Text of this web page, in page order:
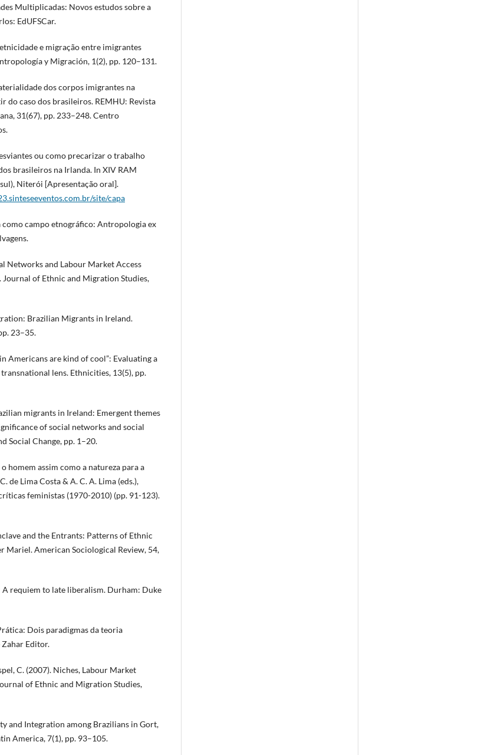
Multiplicadas: Novos estudos sobre a
EdUFSCar.
e migração entre imigrantes
y Migración, 1(2), pp. 120–131.
dos corpos imigrantes na
do caso dos brasileiros. REMHU: Revista
31(67), pp. 233–248. Centro
ou como precarizar o trabalho
brasileiros na Irlanda. In XIV RAM
Niterói [Apresentação oral].
site/capa
como campo etnográfico: Antropologia ex
Networks and Labour Market Access
of Ethnic and Migration Studies,
Brazilian Migrants in Ireland.
23–35.
Americans are kind of cool”: Evaluating a
lens. Ethnicities, 13(5), pp.
migrants in Ireland: Emergent themes
of social networks and social
Social Change, pp. 1–20.
homem assim como a natureza para a
de Lima Costa & A. C. A. Lima (eds.),
feministas (1970-2010) (pp. 91-123).
and the Entrants: Patterns of Ethnic
Mariel. American Sociological Review, 54,
A requiem to late liberalism. Durham: Duke
Dois paradigmas da teoria
Editor.
C. (2007). Niches, Labour Market
of Ethnic and Migration Studies,
and Integration among Brazilians in Gort,
America, 7(1), pp. 93–105.